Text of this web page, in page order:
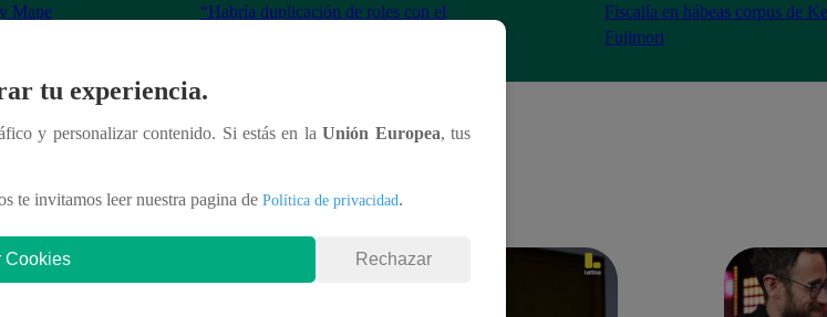
Mape
“Habría duplicación de roles con el
Fiscalía en hábeas corpus de
Fujimori
tu experiencia.
y personalizar contenido. Si estás en laUnión Europea, tus
te invitamos leer nuestra pagina de Política de privacidad.
Cookies Rechazar